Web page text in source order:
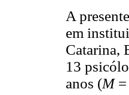
A
em
Catarina,
13
anos (M=